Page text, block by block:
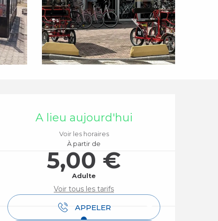
Ouverture et
A lieu aujourd'hui
Voir les horaires
À partir de
5,00 €
Adulte
Voir tous les tarifs
APPELER